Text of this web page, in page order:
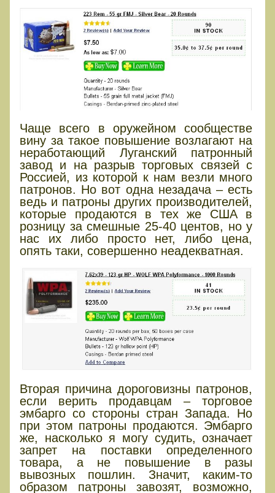
Чаще всего в оружейном сообществе
вину за такое повышение возлагают на
неработающий Луганский патронный
завод и на разрыв торговых связей с
Россией, из которой к нам везли много
патронов. Но вот одна незадача – есть
ведь и патроны других производителей,
которые продаются в тех же США в
розницу за смешные 25-40 центов, но у
нас их либо просто нет, либо цена,
опять таки, совершенно неадекватная.
Вторая причина дороговизны патронов,
если верить продавцам – торговое
эмбарго со стороны стран Запада. Но
при этом патроны продаются. Эмбарго
же, насколько я могу судить, означает
запрет на поставки определенного
товара, а не повышение в разы
вывозных пошлин. Значит, каким-то
образом патроны завозят, возможно,